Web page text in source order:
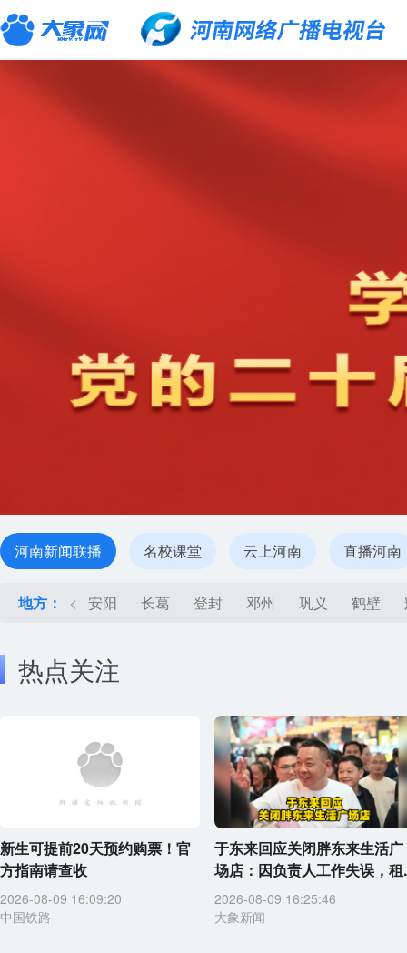
河南新闻联播 名校课堂 云上河南 直播河南
地方： < 安阳 长葛 登封 邓州 巩义 鹤壁
热点关注
新生可提前20天预约购票！官
方指南请查收
2026-08-09 16:09:20
中国铁路
于东来回应关闭胖东来生活广
场店：因负责人工作失误，租
2026-08-09 16:25:46
大象新闻